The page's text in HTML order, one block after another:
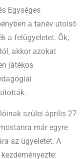
Egységes
a tanév utolsó
a felügyeletet. Ők,
akkor azokat
játékos
szülei április 27-
már egyre
az ügyeletet. A